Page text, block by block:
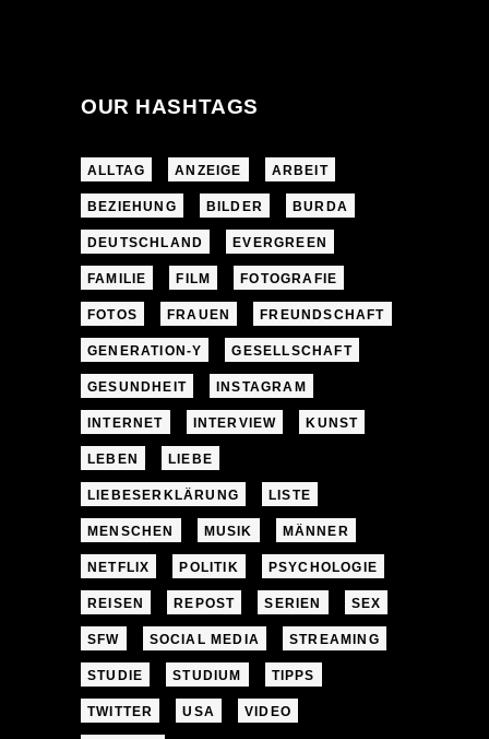
OUR HASHTAGS
ALLTAG ANZEIGE ARBEIT
BEZIEHUNG BILDER BURDA
DEUTSCHLAND EVERGREEN
FAMILIE FILM FOTOGRAFIE
FOTOS FRAUEN FREUNDSCHAFT
GENERATION-Y GESELLSCHAFT
GESUNDHEIT INSTAGRAM
INTERNET INTERVIEW KUNST
LEBEN LIEBE
LIEBESERKLÄRUNG LISTE
MENSCHEN MUSIK MÄNNER
NETFLIX POLITIK PSYCHOLOGIE
REISEN REPOST SERIEN SEX
SFW SOCIAL MEDIA STREAMING
STUDIE STUDIUM TIPPS
TWITTER USA VIDEO